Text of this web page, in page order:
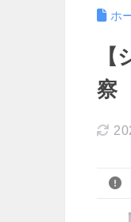
ホ
察